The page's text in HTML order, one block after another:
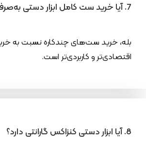
7. آیا خرید ست کامل ابزار دستی به‌صرفه‌تر است؟
بله، خرید ست‌های چندکاره نسبت به
اقتصادی‌تر و کاربردی‌تر است.
8. آیا ابزار دستی کنزاکس گارانتی دارد؟